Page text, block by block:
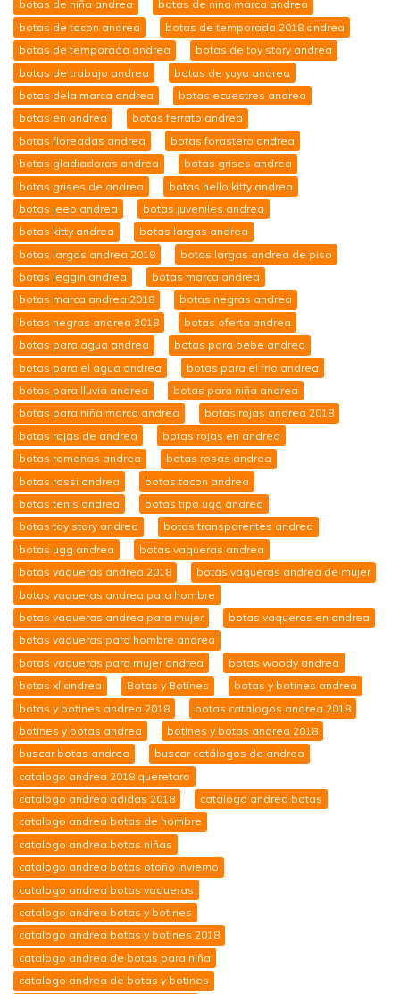
botas de niña andrea
botas de nina marca andrea
botas de tacon andrea
botas de temporada 2018 andrea
botas de temporada andrea
botas de toy story andrea
botas de trabajo andrea
botas de yuya andrea
botas dela marca andrea
botas ecuestres andrea
botas en andrea
botas ferrato andrea
botas floreadas andrea
botas forastero andrea
botas gladiadoras andrea
botas grises andrea
botas grises de andrea
botas hello kitty andrea
botas jeep andrea
botas juveniles andrea
botas kitty andrea
botas largas andrea
botas largas andrea 2018
botas largas andrea de piso
botas leggin andrea
botas marca andrea
botas marca andrea 2018
botas negras andrea
botas negras andrea 2018
botas oferta andrea
botas para agua andrea
botas para bebe andrea
botas para el agua andrea
botas para el frio andrea
botas para lluvia andrea
botas para niña andrea
botas para niña marca andrea
botas rojas andrea 2018
botas rojas de andrea
botas rojas en andrea
botas romanas andrea
botas rosas andrea
botas rossi andrea
botas tacon andrea
botas tenis andrea
botas tipo ugg andrea
botas toy story andrea
botas transparentes andrea
botas ugg andrea
botas vaqueras andrea
botas vaqueras andrea 2018
botas vaqueras andrea de mujer
botas vaqueras andrea para hombre
botas vaqueras andrea para mujer
botas vaqueras en andrea
botas vaqueras para hombre andrea
botas vaqueras para mujer andrea
botas woody andrea
botas xl andrea
Botas y Botines
botas y botines andrea
botas y botines andrea 2018
botas.catalogos.andrea 2018
botines y botas andrea
botines y botas andrea 2018
buscar botas andrea
buscar catálogos de andrea
catalogo andrea 2018 queretaro
catalogo andrea adidas 2018
catalogo andrea botas
catalogo andrea botas de hombre
catalogo andrea botas niñas
catalogo andrea botas otoño invierno
catalogo andrea botas vaqueras
catalogo andrea botas y botines
catalogo andrea botas y botines 2018
catalogo andrea de botas para niña
catalogo andrea de botas y botines